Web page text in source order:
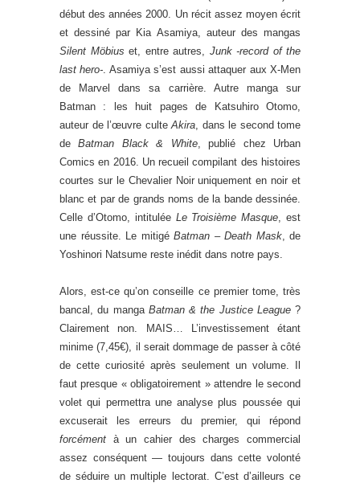
début des années 2000. Un récit assez moyen écrit
et dessiné par Kia Asamiya, auteur des mangas
Silent Möbius et, entre autres, Junk -record of the
last hero- . Asamiya s’est aussi attaquer aux X-Men
de Marvel dans sa carrière. Autre manga sur
Batman : les huit pages de Katsuhiro Otomo,
auteur de l’œuvre culte Akira , dans le second tome
deBatman Black & White, publié chez Urban
Comics en 2016. Un recueil compilant des histoires
courtes sur le Chevalier Noir uniquement en noir et
blanc et par de grands noms de la bande dessinée.
Celle d’Otomo, intitulée Le Troisième Masque , est
une réussite. Le mitigé Batman – Death Mask, de
Yoshinori Natsume reste inédit dans notre pays.
Alors, est-ce qu’on conseille ce premier tome, très
bancal, du manga Batman & the Justice League?
Clairement non. MAIS… L’investissement étant
minime (7,45€), il serait dommage de passer à côté
de cette curiosité après seulement un volume. Il
faut presque « obligatoirement » attendre le second
volet qui permettra une analyse plus poussée qui
excuserait les erreurs du premier, qui répond
forcément à un cahier des charges commercial
assez conséquent — toujours dans cette volonté
de séduire un multiple lectorat. C’est d’ailleurs ce